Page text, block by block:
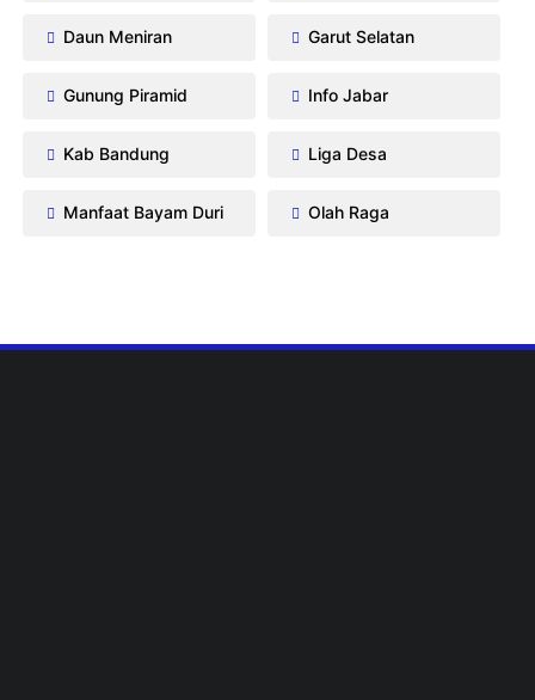
Daun Meniran Garut Selatan
Gunung Piramid Info Jabar
Kab Bandung Liga Desa
Manfaat Bayam Duri Olah Raga